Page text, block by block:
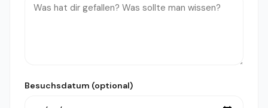
Besuchsdatum (optional)